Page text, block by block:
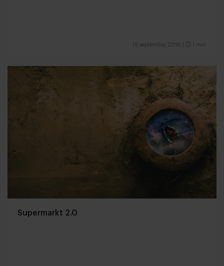
18 september 2016 1 min
Supermarkt 2.0